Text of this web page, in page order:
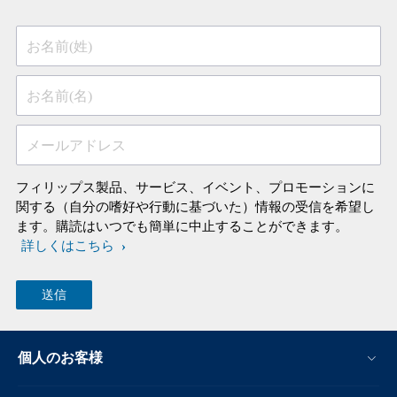
お名前(姓)
お名前(名)
メールアドレス
フィリップス製品、サービス、イベント、プロモーションに
関する（自分の嗜好や行動に基づいた）情報の受信を希望し
ます。購読はいつでも簡単に中止することができます。
詳しくはこちら
個人のお客様